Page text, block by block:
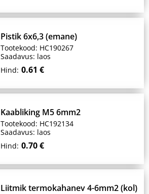
Pistik 6x6,3 (emane)
Tootekood: HC190267
Saadavus: laos
Hind: 0.61 €
Kaabliking M5 6mm2
Tootekood: HC192134
Saadavus: laos
Hind: 0.70 €
Liitmik termokahanev 4-6mm2 (kol)